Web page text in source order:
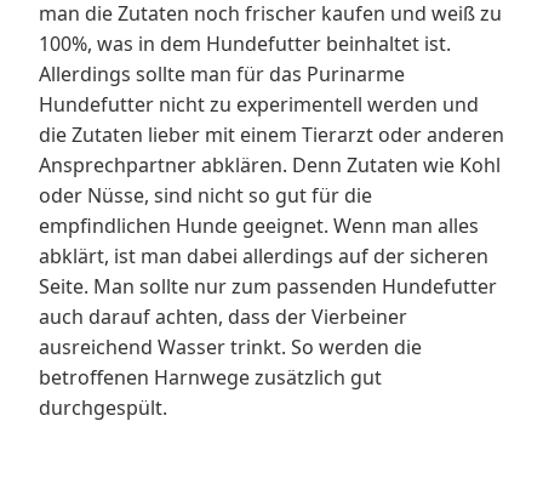
man die Zutaten noch frischer kaufen und weiß zu
100%, was in dem Hundefutter beinhaltet ist.
Allerdings sollte man für das Purinarme
Hundefutter nicht zu experimentell werden und
die Zutaten lieber mit einem Tierarzt oder anderen
Ansprechpartner abklären. Denn Zutaten wie Kohl
oder Nüsse, sind nicht so gut für die
empfindlichen Hunde geeignet. Wenn man alles
abklärt, ist man dabei allerdings auf der sicheren
Seite. Man sollte nur zum passenden Hundefutter
auch darauf achten, dass der Vierbeiner
ausreichend Wasser trinkt. So werden die
betroffenen Harnwege zusätzlich gut
durchgespült.